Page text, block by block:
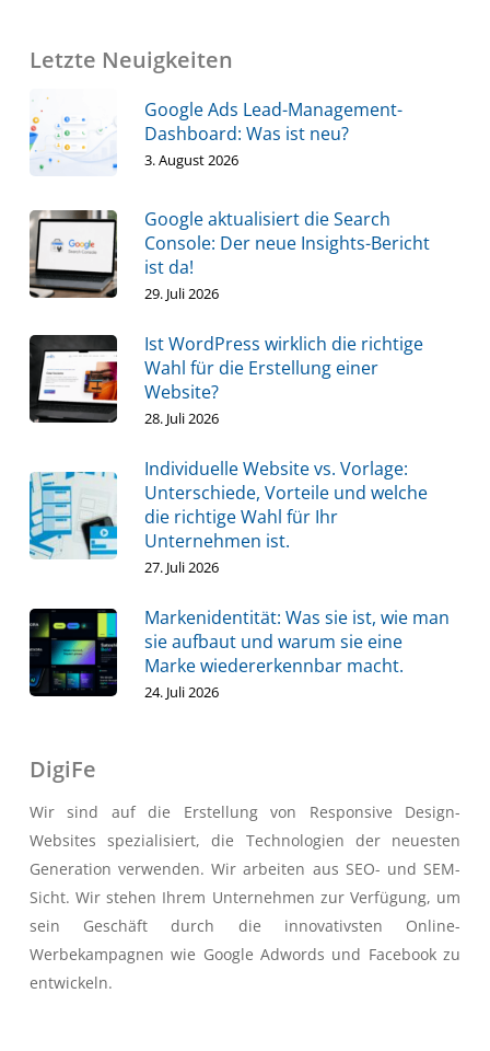
Letzte Neuigkeiten
Google Ads Lead-Management-
Dashboard: Was ist neu?
3. August 2026
Google aktualisiert die Search
Console: Der neue Insights-Bericht
ist da!
29. Juli 2026
Ist WordPress wirklich die richtige
Wahl für die Erstellung einer
Website?
28. Juli 2026
Individuelle Website vs. Vorlage:
Unterschiede, Vorteile und welche
die richtige Wahl für Ihr
Unternehmen ist.
27. Juli 2026
Markenidentität: Was sie ist, wie man
sie aufbaut und warum sie eine
Marke wiedererkennbar macht.
24. Juli 2026
DigiFe
Wir sind auf die Erstellung von Responsive Design-
Websites spezialisiert, die Technologien der neuesten
Generation verwenden. Wir arbeiten aus SEO- und SEM-
Sicht. Wir stehen Ihrem Unternehmen zur Verfügung, um
sein Geschäft durch die innovativsten Online-
Werbekampagnen wie Google Adwords und Facebook zu
entwickeln.